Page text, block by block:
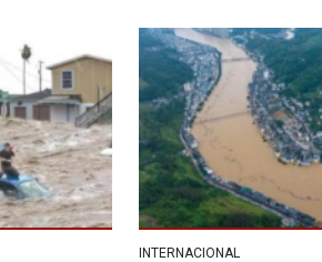
INTERNACIONAL